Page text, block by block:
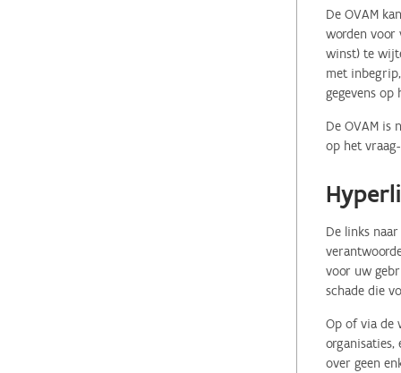
De OVAM
worden voor
winst) te
met
gegevens
De OVAM is
op het
De links
voor uw
schade die
Op of via de
organisaties,
over geen